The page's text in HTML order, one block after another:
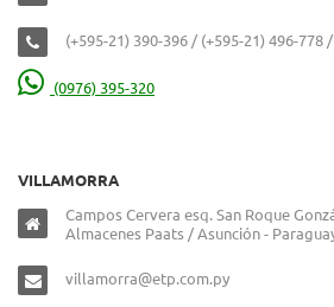
(+595-21) 390-396 / (+595-21) 496-778
(0976) 395-320
VILLAMORRA
Campos Cervera esq. San Roque
Almacenes Paats / Asunción -
villamorra@etp.com.py